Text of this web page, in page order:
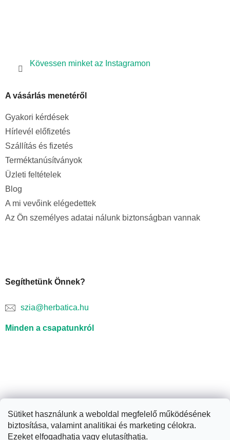
Sütiket használunk a weboldal megfelelő működésének
biztosítása, valamint analitikai és marketing célokra.
Ezeket elfogadhatja vagy elutasíthatja.
Kövessen minket az Instagramon
A vásárlás menetéről
Gyakori kérdések
Hírlevél előfizetés
Szállítás és fizetés
Terméktanúsítványok
Üzleti feltételek
Blog
A mi vevőink elégedettek
Az Ön személyes adatai nálunk biztonságban vannak
Segíthetünk Önnek?
szia@herbatica.hu
Minden a csapatunkról
Shoptet készítette